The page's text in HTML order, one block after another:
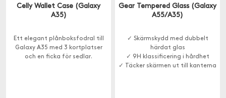
Celly Wallet Case (Galaxy
A35)
Ett elegant plånboksfodral till
Galaxy A35 med 3 kortplatser
och en ficka för sedlar.
Gear Tempered Glass (Galaxy
A55/A35)
✓ Skärmskydd med dubbelt
härdat glas
✓ 9H klassificering i hårdhet
✓ Täcker skärmen ut till kanterna